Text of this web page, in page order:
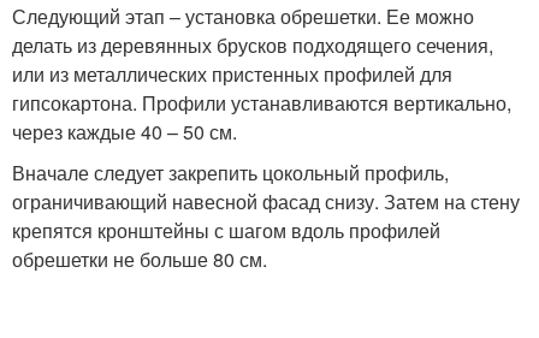
Следующий этап – установка обрешетки. Ее можно
делать из деревянных брусков подходящего сечения,
или из металлических пристенных профилей для
гипсокартона. Профили устанавливаются вертикально,
через каждые 40 – 50 см.
Вначале следует закрепить цокольный профиль,
ограничивающий навесной фасад снизу. Затем на стену
крепятся кронштейны с шагом вдоль профилей
обрешетки не больше 80 см.